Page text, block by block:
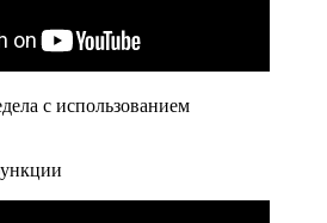
с использованием